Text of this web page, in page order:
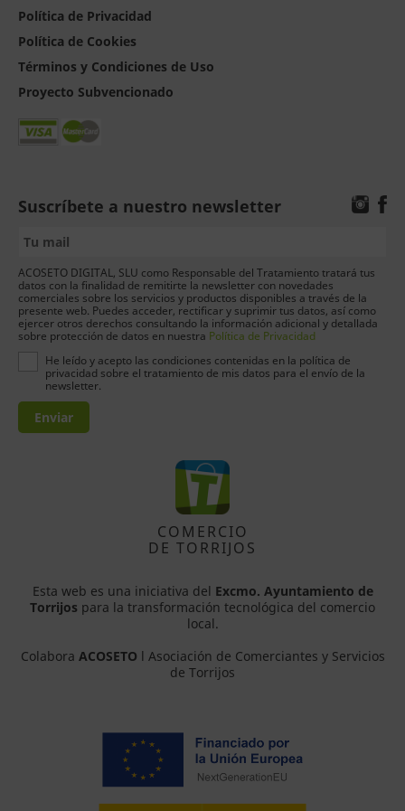
Política de Privacidad
Política de Cookies
Términos y Condiciones de Uso
Proyecto Subvencionado
Suscríbete a nuestro newsletter
ACOSETO DIGITAL, SLU como Responsable del Tratamiento tratará tus
datos con la finalidad de remitirte la newsletter con novedades
comerciales sobre los servicios y productos disponibles a través de la
presente web. Puedes acceder, rectificar y suprimir tus datos, así como
ejercer otros derechos consultando la información adicional y detallada
sobre protección de datos en nuestra Política de Privacidad
He leído y acepto las condiciones contenidas en la política de
privacidad sobre el tratamiento de mis datos para el envío de la
newsletter.
Enviar
COMERCIO
DE TORRIJOS
Esta web es una iniciativa del Excmo. Ayuntamiento de
Torrijos para la transformación tecnológica del comercio
local.
Colabora ACOSETO l Asociación de Comerciantes y Servicios
de Torrijos